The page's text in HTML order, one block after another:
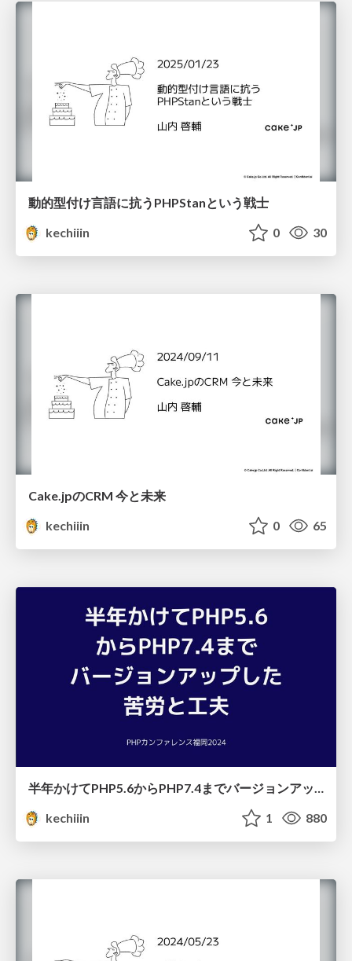
動的型付け言語に抗うPHPStanという戦士
kechiiin
0 30
Cake.jpのCRM 今と未来
kechiiin
0 65
半年かけてPHP5.6からPHP7.4までバージョンアップした苦労と工夫 PHPカンファレンス福岡2024
kechiiin
1 880